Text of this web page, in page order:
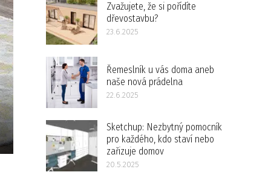
Zvažujete, že si pořídíte
dřevostavbu?
23.6.2025
Řemeslník u vás doma aneb
naše nová prádelna
22.6.2025
Sketchup: Nezbytný pomocník
pro každého, kdo staví nebo
zařizuje domov
20.5.2025